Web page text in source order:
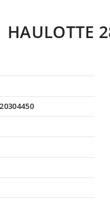
HAULOTTE